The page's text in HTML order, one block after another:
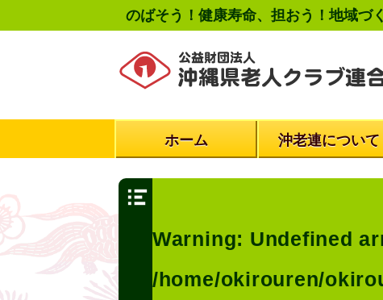
のばそう！健康寿命、担おう！地域づ
ホーム 沖老連について
Warning: Undefined
/home/okirouren/